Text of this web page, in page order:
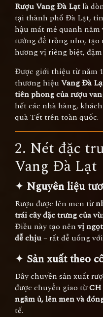
Rượu Vang Đà Lạtlà
tại thành phố Đà Lạt,
hậu mát mẻ quanh
tưởng để trồng nho,
hương vị riêng biệt,
Được giới thiệu từ năm
thương hiệu Vang Đà
tiên phong của rượu
hết các nhà hàng,
quà Tết trên toàn quốc.
2. Nét đặc
Vang Đà Lạt
✦ Nguyên liệu
Rượu được lên men từ
trái cây đặc trưng của
Điều này tạo nênvị
dễ chịu– rất dễ uống
✦ Sản xuất theo
Dây chuyền sản xuất
được chuyển giao từCH
ngâm ủ, lên men và
tế.